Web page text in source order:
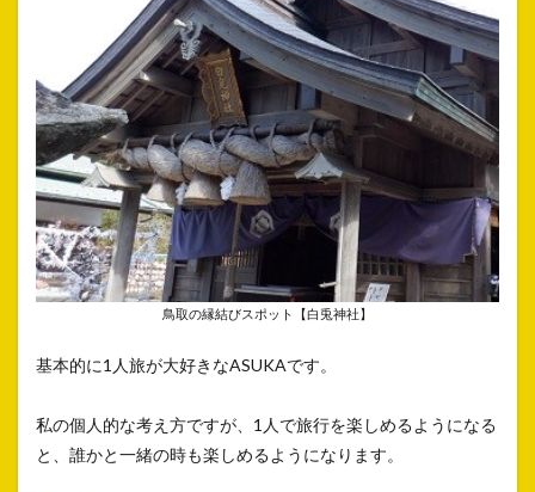
鳥取の縁結びスポット【白兎神社】
基本的に1人旅が大好きなASUKAです。
私の個人的な考え方ですが、1人で旅行を楽しめるようになる
と、誰かと一緒の時も楽しめるようになります。